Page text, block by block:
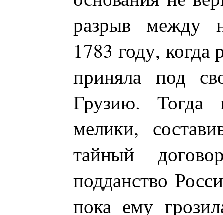
разрыв между
1783 году, когда
приняла под
Грузию. Тогда
мелики,
тайный
подданство
пока ему